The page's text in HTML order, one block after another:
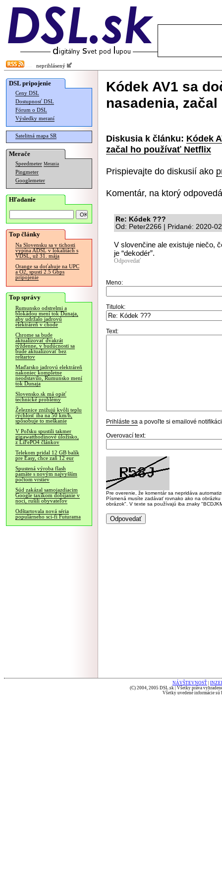
neprihlásený
DSL pripojenie
Ceny DSL
Dostupnosť DSL
Fórum o DSL
Výsledky meraní
Satelitná mapa SR
Merače
Speedmeter Merania
Pingmeter
Googlemeter
Hľadanie
Top články
Na Slovensku sa v tichosti
vypína ADSL v lokalitách s
VDSL, už 31. mája
Orange sa doťahuje na UPC
a O2, spustí 2.5 Gbps
pripojenie
Top správy
Rumunsko odstrelmi a
blokádou mení tok Dunaja,
aby udržalo jadrovú
elektráreň v chode
Chrome sa bude
aktualizovať dvakrát
týždenne, v budúcnosti sa
bude aktualizovať bez
reštartov
Maďarsko jadrovú elektráreň
nakoniec kompletne
neodstavilo, Rumunsko mení
tok Dunaja
Slovensko.sk má opäť
technické problémy
Železnice znižujú kvôli teplu
rýchlosť iba na 50 km/h,
spôsobuje to meškanie
V Poľsku spustili takmer
gigawatthodinové úložisko,
z LiFePO4 článkov
Telekom pridal 12 GB balík
pre Easy, chce zaň 12 eur
Spustená výroba flash
pamäte s novým najvyšším
počtom vrstiev
Súd zakázal samojazdiacim
Google taxíkom dobíjanie v
noci, rušili obyvateľov
Odštartovala nová séria
populárneho sci-fi Futurama
Kódek AV1 sa
nasadenia,
Diskusia k článku: Kódek
začal ho používať Netflix
Prispievajte do diskusií ako
Komentár, na ktorý
Re: Kódek ???
Od: Peter2266 | Pridané: 2020-
V slovenčine ale existuje niečo,
je “dekodér”.
Odpovedať
Meno:
Titulok:
Text:
Prihláste sa a povoľte si emailové
Overovací text:
Pre overenie, že komentár sa nepridáva
Písmená musíte zadávať rovnako ako na
obrázok". V texte sa používajú iba znaky
NÁVŠTEVNOSŤ
(C) 2004, 2005 DSL.sk | Všetky práva
Všetky uvedené informácie sú